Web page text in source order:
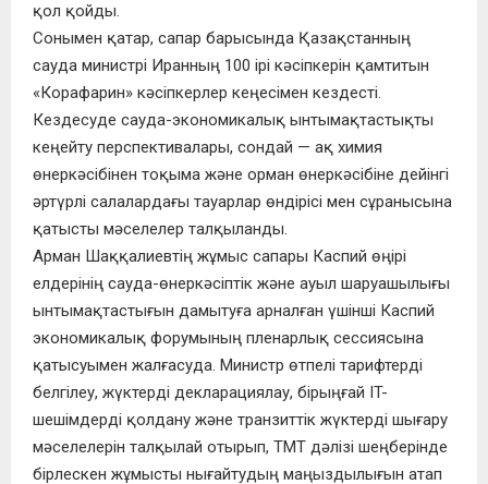
қол қойды.
Сонымен қатар, сапар барысында Қазақстанның
сауда министрі Иранның 100 ірі кәсіпкерін қамтитын
«Корафарин» кәсіпкерлер кеңесімен кездесті.
Кездесуде сауда-экономикалық ынтымақтастықты
кеңейту перспективалары, сондай — ақ химия
өнеркәсібінен тоқыма және орман өнеркәсібіне дейінгі
әртүрлі салалардағы тауарлар өндірісі мен сұранысына
қатысты мәселелер талқыланды.
Арман Шаққалиевтің жұмыс сапары Каспий өңірі
елдерінің сауда-өнеркәсіптік және ауыл шаруашылығы
ынтымақтастығын дамытуға арналған үшінші Каспий
экономикалық форумының пленарлық сессиясына
қатысуымен жалғасуда. Министр өтпелі тарифтерді
белгілеу, жүктерді декларациялау, бірыңғай IT-
шешімдерді қолдану және транзиттік жүктерді шығару
мәселелерін талқылай отырып, ТМТ дәлізі шеңберінде
бірлескен жұмысты нығайтудың маңыздылығын атап